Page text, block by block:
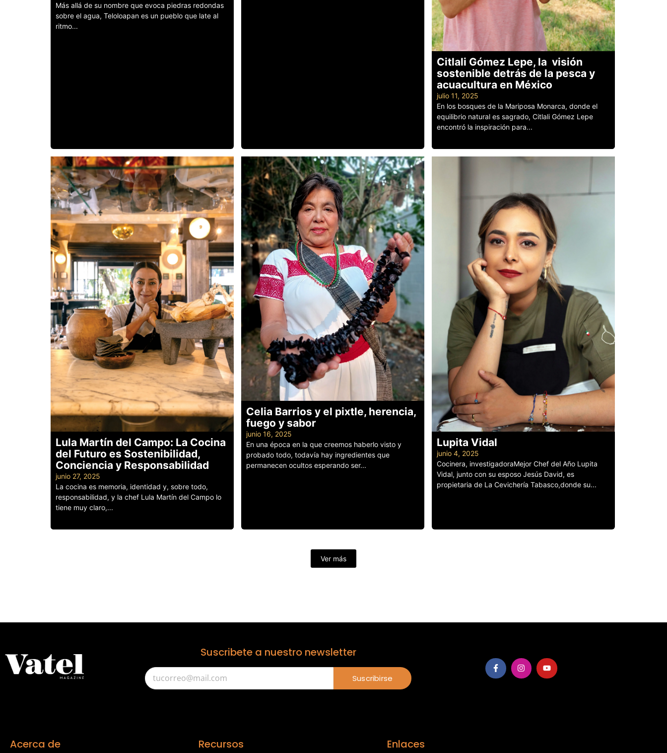
Más allá de su nombre que evoca piedras redondas
sobre el agua, Teloloapan es un pueblo que late al
ritmo...
Citlali Gómez Lepe, la visión
sostenible detrás de la pesca y
acuacultura en México
julio 11, 2025
En los bosques de la Mariposa Monarca, donde el
equilibrio natural es sagrado, Citlali Gómez Lepe
encontró la inspiración para...
Lula Martín del Campo: La Cocina
del Futuro es Sostenibilidad,
Conciencia y Responsabilidad
junio 27, 2025
La cocina es memoria, identidad y, sobre todo,
responsabilidad, y la chef Lula Martín del Campo lo
tiene muy claro,...
Celia Barrios y el pixtle, herencia,
fuego y sabor
junio 16, 2025
En una época en la que creemos haberlo visto y
probado todo, todavía hay ingredientes que
permanecen ocultos esperando ser...
Lupita Vidal
junio 4, 2025
Cocinera, investigadoraMejor Chef del Año Lupita
Vidal, junto con su esposo Jesús David, es
propietaria de La Cevichería Tabasco,donde su...
Ver más
Suscribete a nuestro newsletter
Suscribirse
Acerca de Recursos Enlaces